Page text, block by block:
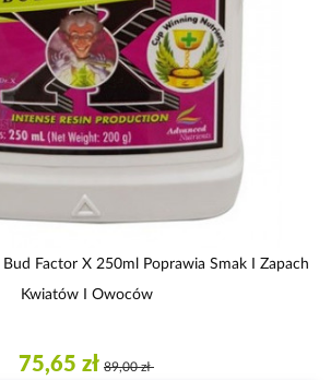
Factor X 250ml Poprawia Smak I Zapach
Kwiatów I Owoców
75,65 zł 89,00 zł